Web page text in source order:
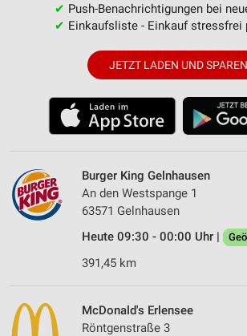
✔ Push-Benachrichtigungen bei
✔ Einkaufsliste - Einkauf stressfrei
JETZT LADEN UND
Burger King Gelnhausen
An den Westspange 1
63571 Gelnhausen
Heute 09:30 - 00:00 Uhr |
391,45 km
McDonald's Erlensee
Röntgenstraße 3